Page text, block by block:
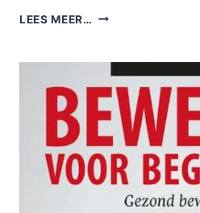
LEES MEER… EVY
BOEK
FIT
&
GEZOND